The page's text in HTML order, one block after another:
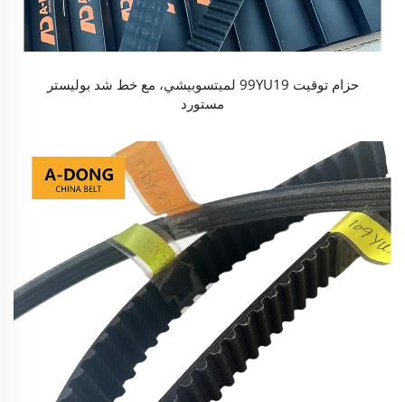
حزام توقيت 99YU19 لميتسوبيشي، مع خط شد بوليستر
مستورد